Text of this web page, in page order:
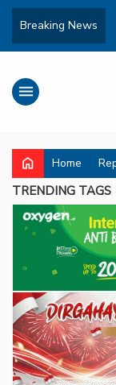
Breaking News
menu
home Home
TRENDING TAGS